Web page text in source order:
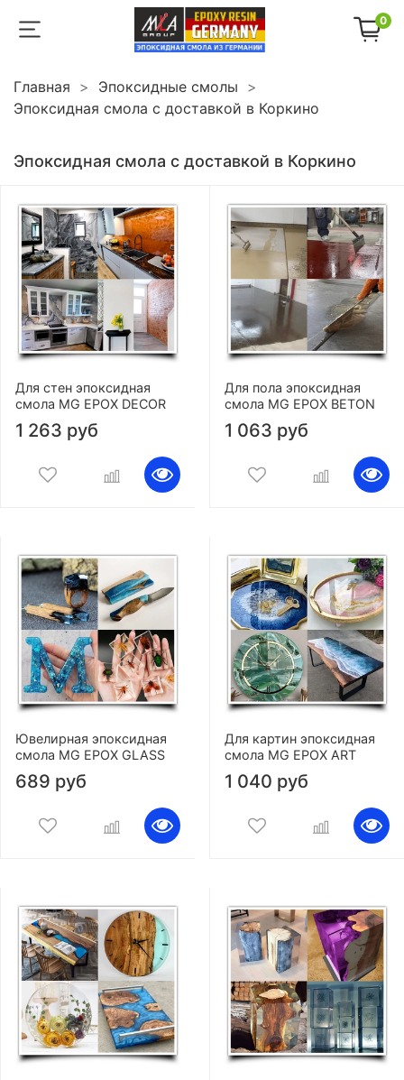
0
Главная
Эпоксидные смолы
Эпоксидная смола с доставкой в Коркино
Эпоксидная смола с доставкой в Коркино
Для стен эпоксидная
смола MG EPOX DECOR
1 263 руб
Для пола эпоксидная
смола MG EPOX BETON
1 063 руб
Ювелирная эпоксидная
смола MG EPOX GLASS
689 руб
Для картин эпоксидная
смола MG EPOX ART
1 040 руб